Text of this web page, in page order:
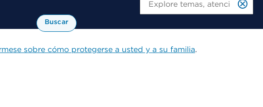
Buscar
sobre cómo protegerse a usted y a su familia.